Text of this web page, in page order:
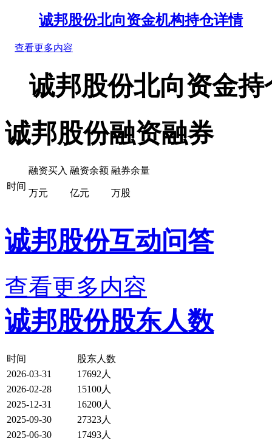
诚邦股份北向资金机构持仓详情
查看更多内容
诚邦股份北向资金持
诚邦股份融资融券
时间
融资买入
万元
融资余额
亿元
融券余量
万股
诚邦股份互动问答
查看更多内容
诚邦股份股东人数
时间
股东人数
2026-03-31
17692人
2026-02-28
15100人
2025-12-31
16200人
2025-09-30
27323人
2025-06-30
17493人